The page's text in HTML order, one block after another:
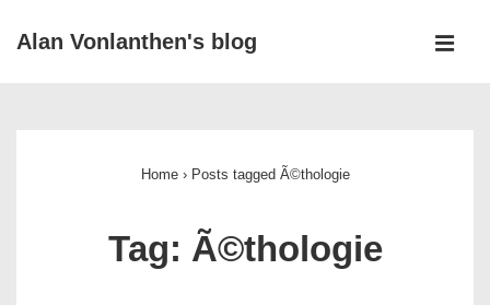
SkipAlan Vonlanthen's blog
Home › Posts tagged Ã©thologie
Tag: Ã©thologie